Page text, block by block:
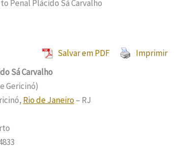
Penal Plácido Sá Carvalho
Salvar em PDF
Imprimir
Sá Carvalho
Gericinó)
Rio de Janeiro– RJ